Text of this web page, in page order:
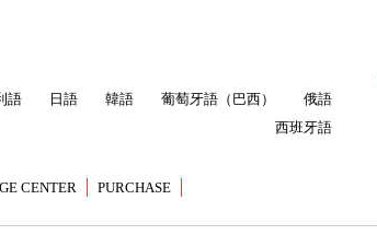
語 日語 韓語 葡萄牙語（巴西）
俄語
西班牙語
CENTER PURCHASE